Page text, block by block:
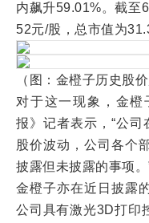
内飙升59.01%。截至
52元/股，总市值为
（图：金橙子历史股价
对于这一现象，金橙
报》记者表示，“公司
股价波动，公司各个
披露但未披露的事项。
金橙子亦在近日披露
公司具有激光3D打印